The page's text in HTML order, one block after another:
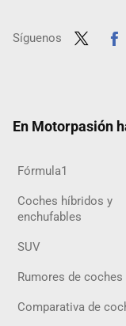
Síguenos
En Motorpasión
Fórmula1
Coches híbridos y
enchufables
SUV
Rumores de coches
Comparativa de